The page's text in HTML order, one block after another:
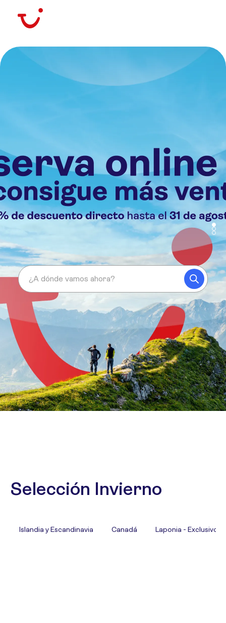
¿A dónde vamos ahora?
Selección Invierno
Islandia y Escandinavia Canadá Laponia - Exclusivo